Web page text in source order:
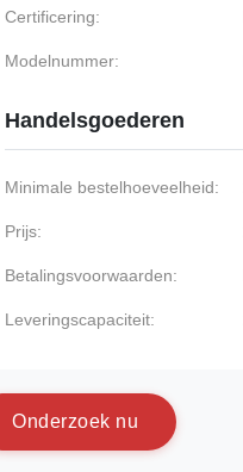
Certificering:
Modelnummer:
Handelsgoederen
Minimale bestelhoeveelheid:
Prijs:
Betalingsvoorwaarden:
Leveringscapaciteit:
Onderzoek nu